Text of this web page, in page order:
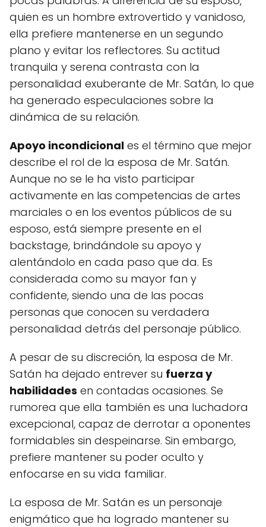
quien es un hombre extrovertido y vanidoso,
ella prefiere mantenerse en un segundo
plano y evitar los reflectores. Su actitud
tranquila y serena contrasta con la
personalidad exuberante de Mr. Satán, lo que
ha generado especulaciones sobre la
dinámica de su relación.
Apoyo incondicional es el término que mejor
describe el rol de la esposa de Mr. Satán.
Aunque no se le ha visto participar
activamente en las competencias de artes
marciales o en los eventos públicos de su
esposo, está siempre presente en el
backstage, brindándole su apoyo y
alentándolo en cada paso que da. Es
considerada como su mayor fan y
confidente, siendo una de las pocas
personas que conocen su verdadera
personalidad detrás del personaje público.
A pesar de su discreción, la esposa de Mr.
Satán ha dejado entrever su fuerza y
habilidades en contadas ocasiones. Se
rumorea que ella también es una luchadora
excepcional, capaz de derrotar a oponentes
formidables sin despeinarse. Sin embargo,
prefiere mantener su poder oculto y
enfocarse en su vida familiar.
La esposa de Mr. Satán es un personaje
enigmático que ha logrado mantener su